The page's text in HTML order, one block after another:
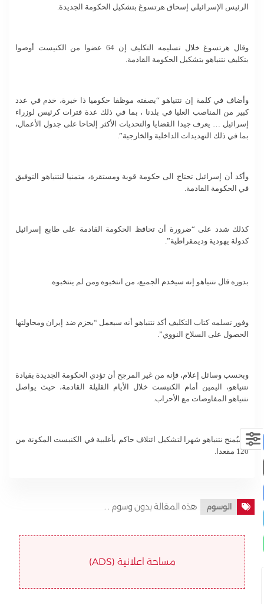
الرئيس الإسرائيلي إسحاق هرتسوغ بتشكيل الحكومة الجديدة.
وقال هرتسوغ خلال تسليمه التكليف إن 64 عضوا من الكنيست أوصوا
بتكليف نتنياهو بتشكيل الحكومة القادمة.
وأضاف في كلمة إن نتنياهو “بصفته موظفا حكوميا ذا خبرة، خدم في عدد
كبير من المناصب العليا في بلدنا ، بما في ذلك عدة فترات كرئيس لوزراء
إسرائيل … يعرف جيدا القضايا والتحديات الأكثر إلحاحا على جدول الأعمال،
بما في ذلك التهديدات الداخلية والخارجية”.
وأكد أن إسرائيل تحتاج الى حكومة قوية ومستقرة، متمنيا لنتنياهو التوفيق
في الحكومة القادمة.
كذلك شدد على “ضرورة أن تحافظ الحكومة القادمة على طابع إسرائيل
كدولة يهودية وديمقراطية”.
بدوره قال نتنياهو إنه سيخدم الجميع، من انتخبوه ومن لم ينتخبوه.
وفور تسلمه كتاب التكليف أكد نتنياهو أنه سيعمل “بحزم ضد إيران ومحاولتها
الحصول على السلاح النووي”.
وبحسب وسائل إعلام، فإنه من غير المرجح أن تؤدي الحكومة الجديدة بقيادة
نتنياهو، اليمين أمام الكنيست خلال الأيام القليلة القادمة، حيث يواصل
نتنياهو المفاوضات مع الأحزاب.
وسيُمنح نتنياهو شهرا لتشكيل ائتلاف حاكم بأغلبية في الكنيست المكونة من
120 مقعدا.
الوسوم هذه المقالة بدون وسوم . .
مساحة اعلانية (ADS)